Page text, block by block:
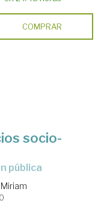
COMPRAR
socio-
pública